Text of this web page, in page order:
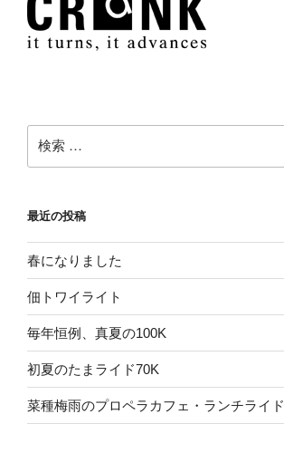
索:
最近の投稿
春になりました
佃トワイライト
毎年恒例、真夏の100K
初夏のたまライド70K
菜種梅雨のプロペラカフェ・ランチライド